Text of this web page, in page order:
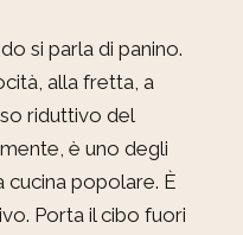
si parla di panino.
alla fretta, a
riduttivo del
è uno degli
cucina popolare. È
Porta il cibo fuori